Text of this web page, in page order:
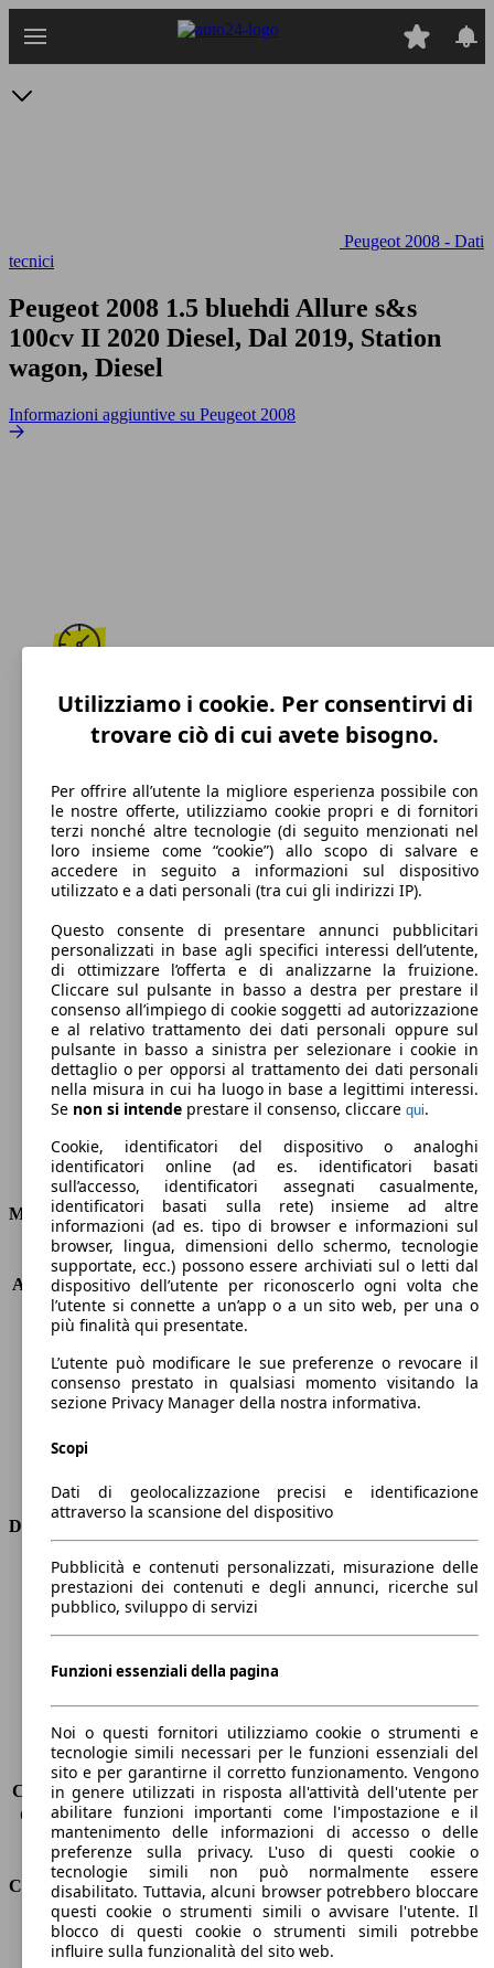
Peugeot 2008 - Dati
tecnici
Peugeot 2008 1.5 bluehdi Allure s&s
100cv II 2020 Diesel, Dal 2019, Station
wagon, Diesel
Informazioni aggiuntive su Peugeot 2008
185 km/h
Velocità massima
Diesel
Carburante
95 g/km
Emissioni di CO2 (combinato)*
Consumi
Motore e Prestazioni
KW (PS)
75 kW (100 PS)
Accelerazione (0-100 km/h)
11.4s
Velocità massima (km/h)
185 km/h
Numero di marce
6
Coppia
250 nm
Cilindrata
1499 ccm
Carburante
Diesel
Trasmissione
Dimensioni
Lunghezza
4300 mm
Altezza
1530 mm
Larghezza
Peso massimo
1731 kg
Sedili
5
Carico sul tetto
-
Capacità di traino (senza freni) -
Capacità di traino (con freni)
1200 kg
Volume del bagagliaio
434 l
Consumi
Emissioni di CO2*
95 g/km (komb.)
Consumo (urbano)
4.2 l/100km
Utilizziamo i cookie. Per consentirvi di
trovare ciò di cui avete bisogno.
Per offrire all’utente la migliore esperienza possibile con
le nostre offerte, utilizziamo cookie propri e di fornitori
terzi nonché altre tecnologie (di seguito menzionati nel
loro insieme come “cookie”) allo scopo di salvare e
accedere in seguito a informazioni sul dispositivo
utilizzato e a dati personali (tra cui gli indirizzi IP).
Questo consente di presentare annunci pubblicitari
personalizzati in base agli specifici interessi dell’utente,
di ottimizzare l’offerta e di analizzarne la fruizione.
Cliccare sul pulsante in basso a destra per prestare il
consenso all’impiego di cookie soggetti ad autorizzazione
e al relativo trattamento dei dati personali oppure sul
pulsante in basso a sinistra per selezionare i cookie in
dettaglio o per opporsi al trattamento dei dati personali
nella misura in cui ha luogo in base a legittimi interessi.
Se non si intende prestare il consenso, cliccare qui.
Cookie, identificatori del dispositivo o analoghi
identificatori online (ad es. identificatori basati
sull’accesso, identificatori assegnati casualmente,
identificatori basati sulla rete) insieme ad altre
informazioni (ad es. tipo di browser e informazioni sul
browser, lingua, dimensioni dello schermo, tecnologie
supportate, ecc.) possono essere archiviati sul o letti dal
dispositivo dell’utente per riconoscerlo ogni volta che
l’utente si connette a un’app o a un sito web, per una o
più finalità qui presentate.
L’utente può modificare le sue preferenze o revocare il
consenso prestato in qualsiasi momento visitando la
sezione Privacy Manager della nostra informativa.
Scopi
Dati di geolocalizzazione precisi e identificazione
attraverso la scansione del dispositivo
Pubblicità e contenuti personalizzati, misurazione delle
prestazioni dei contenuti e degli annunci, ricerche sul
pubblico, sviluppo di servizi
Funzioni essenziali della pagina
Noi o questi fornitori utilizziamo cookie o strumenti e
tecnologie simili necessari per le funzioni essenziali del
sito e per garantirne il corretto funzionamento. Vengono
in genere utilizzati in risposta all'attività dell'utente per
abilitare funzioni importanti come l'impostazione e il
mantenimento delle informazioni di accesso o delle
preferenze sulla privacy. L'uso di questi cookie o
tecnologie simili non può normalmente essere
disabilitato. Tuttavia, alcuni browser potrebbero bloccare
questi cookie o strumenti simili o avvisare l'utente. Il
blocco di questi cookie o strumenti simili potrebbe
influire sulla funzionalità del sito web.